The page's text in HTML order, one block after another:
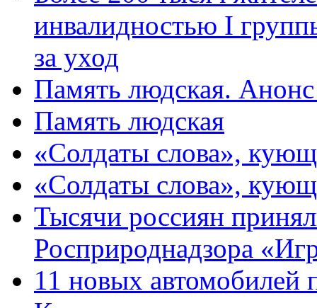
инвалидностью I
за уход
Память людская.
Память людская
«Солдаты слова»,
«Солдаты слова»,
Тысячи россиян
Росприроднадзора
11 новых автомобилей